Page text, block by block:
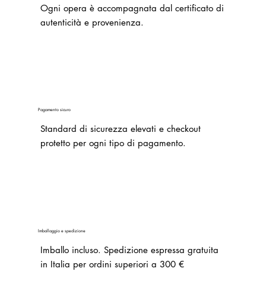
Ogni opera è accompagnata dal certificato di
autenticità e provenienza.
Pagamento sicuro
Standard di sicurezza elevati e checkout
protetto per ogni tipo di pagamento.
Imballaggio e spedizione
Imballo incluso. Spedizione espressa gratuita
in Italia per ordini superiori a 300 €